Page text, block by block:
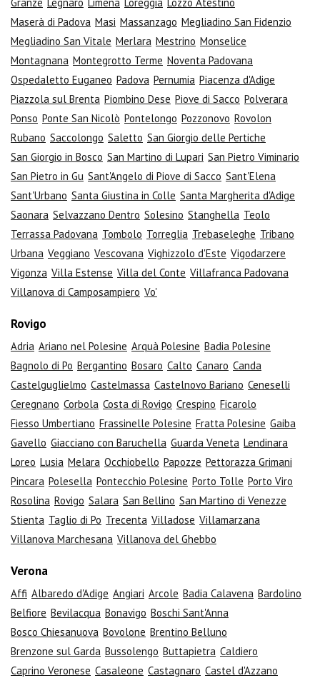
Maserà di Padova Masi Massanzago Megliadino San Fidenzio
Megliadino San Vitale Merlara Mestrino Monselice
Montagnana Montegrotto Terme Noventa Padovana
Ospedaletto Euganeo Padova Pernumia Piacenza d'Adige
Piazzola sul Brenta Piombino Dese Piove di Sacco Polverara
Ponso Ponte San Nicolò Pontelongo Pozzonovo Rovolon
Rubano Saccolongo Saletto San Giorgio delle Pertiche
San Giorgio in Bosco San Martino di Lupari San Pietro Viminario
San Pietro in Gu Sant'Angelo di Piove di Sacco Sant'Elena
Sant'Urbano Santa Giustina in Colle Santa Margherita d'Adige
Saonara Selvazzano Dentro Solesino Stanghella Teolo
Terrassa Padovana Tombolo Torreglia Trebaseleghe Tribano
Urbana Veggiano Vescovana Vighizzolo d'Este Vigodarzere
Vigonza Villa Estense Villa del Conte Villafranca Padovana
Villanova di Camposampiero Vo'
Rovigo
Adria Ariano nel Polesine Arquà Polesine Badia Polesine
Bagnolo di Po Bergantino Bosaro Calto Canaro Canda
Castelguglielmo Castelmassa Castelnovo Bariano Ceneselli
Ceregnano Corbola Costa di Rovigo Crespino Ficarolo
Fiesso Umbertiano Frassinelle Polesine Fratta Polesine Gaiba
Gavello Giacciano con Baruchella Guarda Veneta Lendinara
Loreo Lusia Melara Occhiobello Papozze Pettorazza Grimani
Pincara Polesella Pontecchio Polesine Porto Tolle Porto Viro
Rosolina Rovigo Salara San Bellino San Martino di Venezze
Stienta Taglio di Po Trecenta Villadose Villamarzana
Villanova Marchesana Villanova del Ghebbo
Verona
Affi Albaredo d'Adige Angiari Arcole Badia Calavena Bardolino
Belfiore Bevilacqua Bonavigo Boschi Sant'Anna
Bosco Chiesanuova Bovolone Brentino Belluno
Brenzone sul Garda Bussolengo Buttapietra Caldiero
Caprino Veronese Casaleone Castagnaro Castel d'Azzano